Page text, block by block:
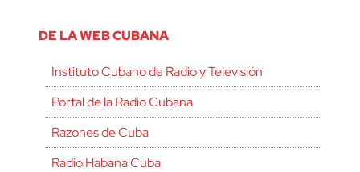
DE LA WEB CUBANA
Instituto Cubano de Radio y Televisión
Portal de la Radio Cubana
Razones de Cuba
Radio Habana Cuba